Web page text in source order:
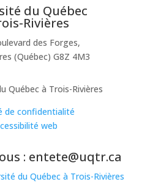
du Québec
Rivières
des Forges,
(Québec) G8Z 4M3
Québec à Trois-Rivières
de confidentialité
web
: entete@uqtr.ca
du Québec à Trois-Rivières